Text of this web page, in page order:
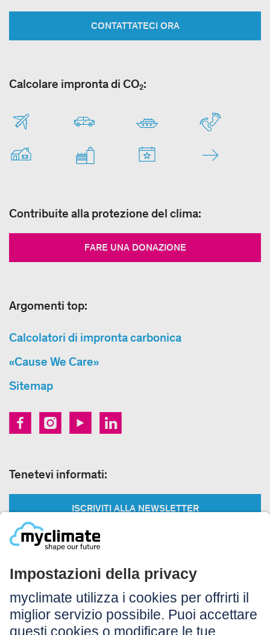
CONTATTATECI ORA
Calcolare impronta di CO₂:
Contribuite alla protezione del clima:
FARE UNA DONAZIONE
Argomenti top:
Calcolatori di impronta carbonica
«Cause We Care»
Sitemap
Tenetevi informati:
ISCRIVITI ALLA NEWSLETTER
Legale:
Colophon
Avvertenza